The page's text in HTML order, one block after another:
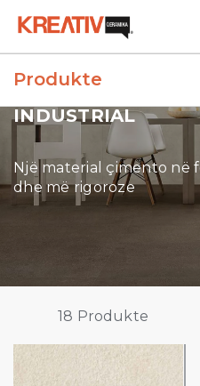
Search
for:
INDUSTRIAL
Një material çimento në
dhe më rigoroze
Produkte
18 Produkte